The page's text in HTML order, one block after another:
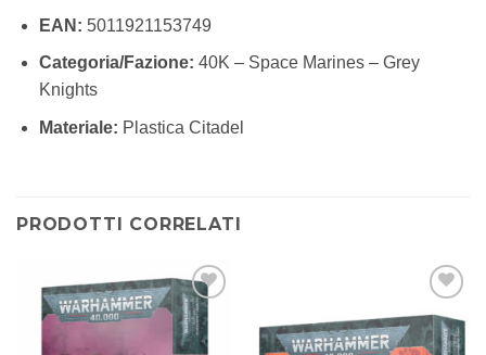
EAN: 5011921153749
Categoria/Fazione: 40K – Space Marines – Grey
Knights
Materiale: Plastica Citadel
PRODOTTI CORRELATI
Aggiungi
alla lista
dei
Aggiungi
alla lista
dei